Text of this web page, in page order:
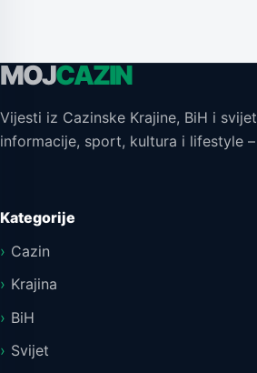
MOJCAZIN
Vijesti iz Cazinske Krajine, BiH i
informacije, sport, kultura i lifestyle
Kategorije
Cazin
Krajina
BiH
Svijet